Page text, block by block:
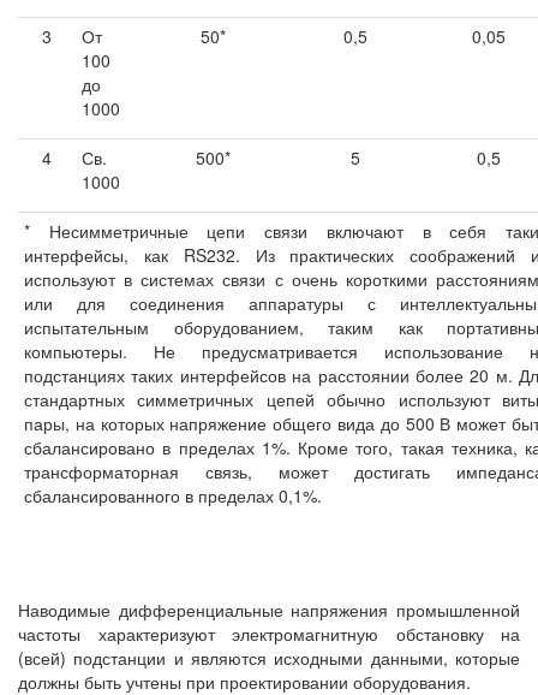
3
От
100
до
1000
50* 0,5 0,05
4
Св.
1000
500* 5 0,5
* Несимметричные цепи связи включают в себя
интерфейсы, как RS232. Из практических соображений
используют в системах связи с очень короткими
или для соединения аппаратуры с
испытательным оборудованием, таким как
компьютеры. Не предусматривается использование
подстанциях таких интерфейсов на расстоянии более 20 м.
стандартных симметричных цепей обычно используют
пары, на которых напряжение общего вида до 500 В может
сбалансировано в пределах 1%. Кроме того, такая техника,
трансформаторная связь, может достигать
сбалансированного в пределах 0,1%.
Наводимые дифференциальные напряжения промышленной
частоты характеризуют электромагнитную обстановку на
(всей) подстанции и являются исходными данными, которые
должны быть учтены при проектировании оборудования.